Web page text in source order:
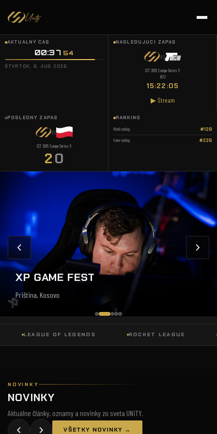
AKTUÁLNY ČAS
00:37 55
ŠTVRTOK, 6. AUG 2026
NASLEDUJÚCI ZÁPAS
VS
CCT 2026 Europe Series 6
BO3
15:22:04
▶ Stream
POSLEDNÝ ZÁPAS
VS
CCT 2026 Europe Series 6
2:0
RANKING
World ranking #128
Valve ranking #226
XP GAME FEST
Priština, Kosovo
LEAGUE OF LEGENDS ROCKET LEAGUE
NOVINKY
NOVINKY
Aktuálne články, oznamy a novinky zo sveta UNiTY.
VŠETKY NOVINKY →